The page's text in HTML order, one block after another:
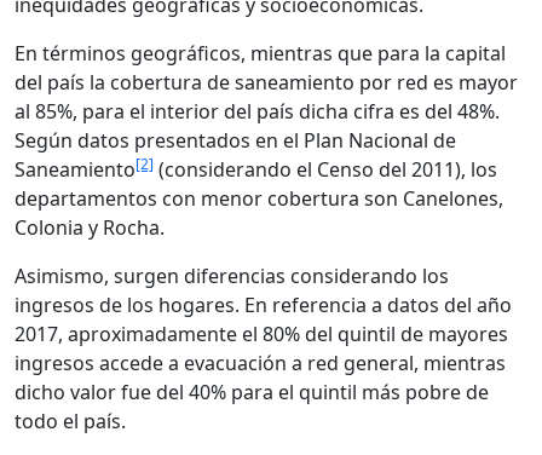
En términos geográficos, mientras que para la capital
del país la cobertura de saneamiento por red es mayor
al 85%, para el interior del país dicha cifra es del 48%.
Según datos presentados en el Plan Nacional de
Saneamiento[2] (considerando el Censo del 2011), los
departamentos con menor cobertura son Canelones,
Colonia y Rocha.
Asimismo, surgen diferencias considerando los
ingresos de los hogares. En referencia a datos del año
2017, aproximadamente el 80% del quintil de mayores
ingresos accede a evacuación a red general, mientras
dicho valor fue del 40% para el quintil más pobre de
todo el país.